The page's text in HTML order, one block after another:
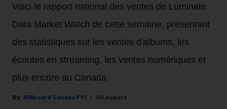
Voici le rapport national des ventes de Luminate
Data Market Watch de cette semaine, présentant
des statistiques sur les ventes d'albums, les
écoutes en streaming, les ventes numériques et
plus encore au Canada.
Billboard Canada FYI 05 August